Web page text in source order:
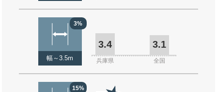
3%
幅～3.5m
3.4 3.1
兵庫県 全国
15%